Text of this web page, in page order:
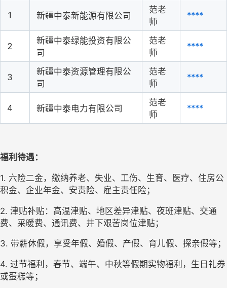
1 新疆中泰新能源有限公司
范老
师
****
2
新疆中泰绿能投资有限公
司
范老
师
****
3
新疆中泰资源管理有限公
司
范老
师
****
4 新疆中泰电力有限公司
范老
师
****
福利待遇：
1. 六险二金，缴纳养老、失业、工伤、生育、医疗、住房公
积金、企业年金、安责险、雇主责任险；
2. 津贴补贴：高温津贴、地区差异津贴、夜班津贴、交通
费、采暖费、通讯费、井下艰苦岗位津贴；
3. 带薪休假，享受年假、婚假、产假、育儿假、探亲假等；
4. 过节福利，春节、端午、中秋等假期实物福利，生日礼券
或蛋糕等；